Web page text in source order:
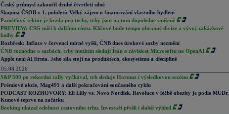
Český průmysl zakončil druhé čtvrtletí silně
Skupina ČSOB v 1. pololetí: Velký zájem o financování vlastního bydlení
Paměťový sektor je brzda pro techy, trhy jsou na tom dopoledne smíšeně
PREVIEW: CSG míří k dalšímu růstu. Klíčové bude tempo obranné divize a vývoj zakázkové
knihy
Rozbřesk: Inflace v červenci mírně vyšší, ČNB dnes úrokové sazby nezmění
ČNB rozhodne o sazbách, trhy mezitím sledují Írán a závislost Microsoftu na OpenAI
Apple není AI firma. Jeho síla stojí na produktech, ekosystému a disciplíně
05.08.2026
S&P 500 po rekordní rally vyčkával, trh sleduje Hormuz i výsledkovou sezónu
Prémiové akcie, Mag495 a další pokračování současného cyklu
PODCAST ROZHOVORY: Eli Lilly vs. Novo Nordisk. Revoluce v léčbě obezity je podle MUDr.
Kunové teprve na začátku
Booking ukázal odolnost cestovního trhu. Investoři přešli i slabší výhled